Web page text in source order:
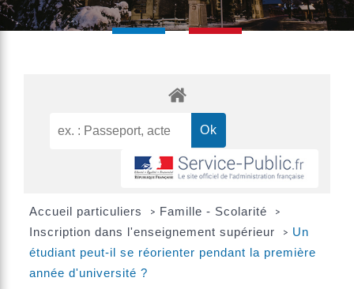
Accueil particuliers > Famille - Scolarité >
Inscription dans l'enseignement supérieur > Un
étudiant peut-il se réorienter pendant la première
année d'université ?